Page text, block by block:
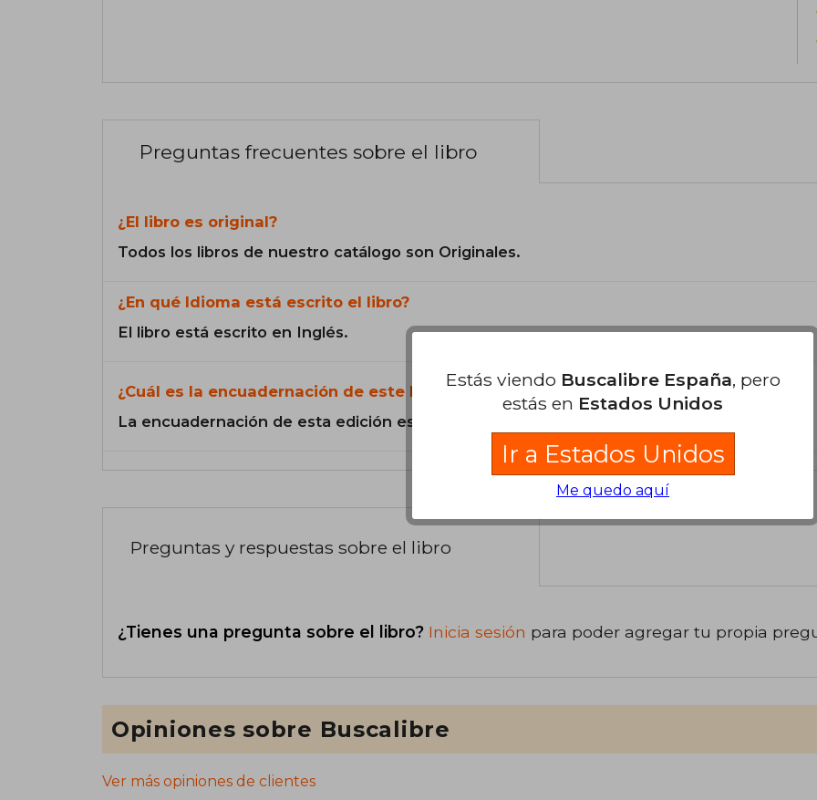
Preguntas frecuentes sobre el libro
¿El libro es original?
Todos los libros de nuestro catálogo son Originales.
¿En qué Idioma está escrito el libro?
El libro está escrito en Inglés.
¿Cuál es la encuadernación de este libro?
La encuadernación de esta edición es Tapa Blanda.
Preguntas y respuestas sobre el libro
¿Tienes una pregunta sobre el libro? Inicia sesión para poder agregar tu propia
Opiniones sobre Buscalibre
Ver más opiniones de clientes
Estás viendo Buscalibre España, pero
estás en Estados Unidos
Ir a Estados Unidos
Me quedo aquí